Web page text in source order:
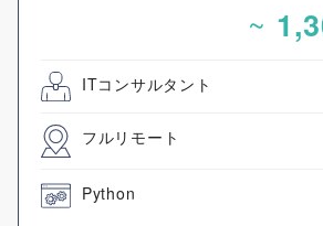
~
ITコンサルタント
フルリモート
Python